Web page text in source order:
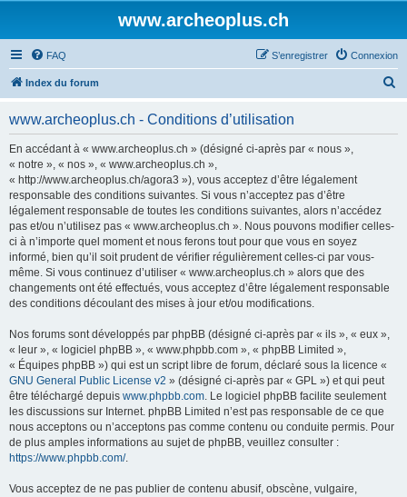
www.archeoplus.ch
FAQ Connexion
S’enregistrer
Index du forum
www.archeoplus.ch - Conditions d’utilisation
En accédant à « www.archeoplus.ch » (désigné ci-après par « nous »,
« notre », « nos », « www.archeoplus.ch »,
« http://www.archeoplus.ch/agora3 »), vous acceptez d’être légalement
responsable des conditions suivantes. Si vous n’acceptez pas d’être
légalement responsable de toutes les conditions suivantes, alors n’accédez
pas et/ou n’utilisez pas « www.archeoplus.ch ». Nous pouvons modifier celles-
ci à n’importe quel moment et nous ferons tout pour que vous en soyez
informé, bien qu’il soit prudent de vérifier régulièrement celles-ci par vous-
même. Si vous continuez d’utiliser « www.archeoplus.ch » alors que des
changements ont été effectués, vous acceptez d’être légalement responsable
des conditions découlant des mises à jour et/ou modifications.
Nos forums sont développés par phpBB (désigné ci-après par « ils », « eux »,
« leur », « logiciel phpBB », « www.phpbb.com », « phpBB Limited »,
« Équipes phpBB ») qui est un script libre de forum, déclaré sous la licence «
GNU General Public License v2 » (désigné ci-après par « GPL ») et qui peut
être téléchargé depuis www.phpbb.com. Le logiciel phpBB facilite seulement
les discussions sur Internet. phpBB Limited n’est pas responsable de ce que
nous acceptons ou n’acceptons pas comme contenu ou conduite permis. Pour
de plus amples informations au sujet de phpBB, veuillez consulter :
https://www.phpbb.com/.
Vous acceptez de ne pas publier de contenu abusif, obscène, vulgaire,